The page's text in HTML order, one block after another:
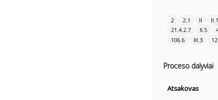
2 2.1 II
II.1
21.4.2.7
II.5
106.6
III.3
Proceso dalyviai
Atsakovas